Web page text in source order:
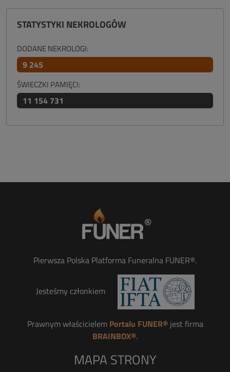
STATYSTYKI NEKROLOGÓW
DODANE NEKROLOGI:
9 245
ŚWIECZKI PAMIĘCI:
11 154 731
Pierwsza Polska Platforma Funeralna FUNER®.
Jesteśmy członkiem
Prawnym właścicielem Portalu FUNER®jest firma
BRAINBOX®.
MAPA STRONY